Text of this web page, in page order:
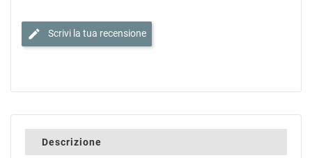
edit Scrivi la tua recensione
Descrizione